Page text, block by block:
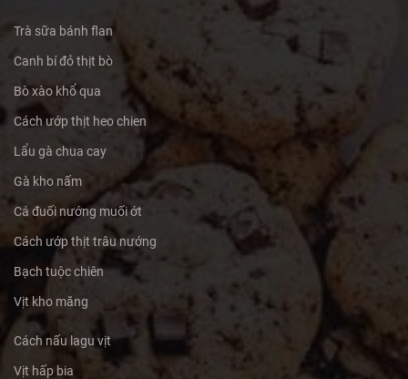
Trà sữa bánh flan
Canh bí đỏ thịt bò
Bò xào khổ qua
Cách ướp thịt heo chien
Lẩu gà chua cay
Gà kho nấm
Cá đuối nướng muối ớt
Cách ướp thịt trâu nướng
Bạch tuộc chiên
Vịt kho măng
Cách nấu lagu vịt
Vịt hấp bia